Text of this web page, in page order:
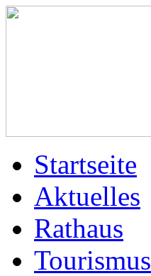
Startseite
Aktuelles
Rathaus
Tourismus